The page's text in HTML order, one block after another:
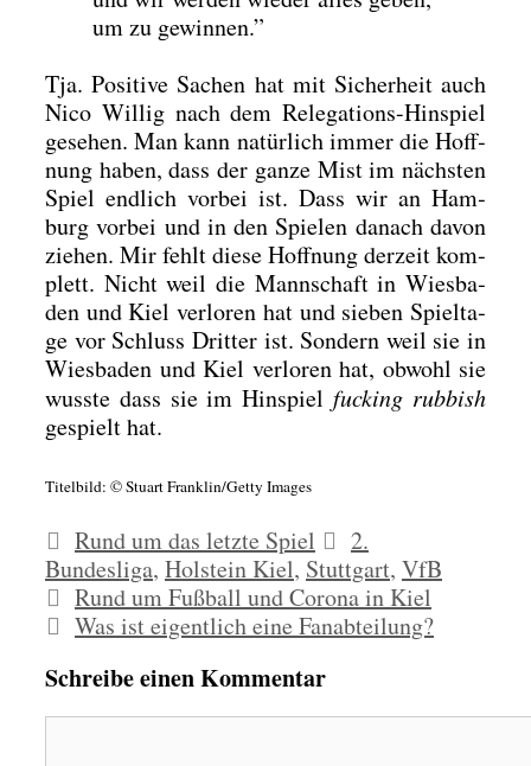
um zu gewin­nen.”
Tja. Posi­ti­ve Sachen hat mit Sicher­heit auch
Nico Wil­lig nach dem Rele­ga­ti­ons-Hin­spiel
gese­hen. Man kann natür­lich immer die Hoff­
nung haben, dass der gan­ze Mist im nächs­ten
Spiel end­lich vor­bei ist. Dass wir an Ham­
burg vor­bei und in den Spie­len danach davon
zie­hen. Mir fehlt die­se Hoff­nung der­zeit kom­
plett. Nicht weil die Mann­schaft in Wies­ba­
den und Kiel ver­lo­ren hat und sie­ben Spiel­ta­
ge vor Schluss Drit­ter ist. Son­dern weil sie in
Wies­ba­den und Kiel ver­lo­ren hat, obwohl sie
wuss­te dass sie im Hin­spielfuck­ing rub­bish
gespielt hat.
Titel­bild: © Stuart Franklin/Getty Images
Kategorien
Rund um das letzte Spiel Schlagwörter
2.
Bundesliga, Holstein Kiel, Stuttgart, VfB
Rund um Fußball und Corona in Kiel
Was ist eigentlich eine Fanabteilung?
Schreibe einen Kommentar